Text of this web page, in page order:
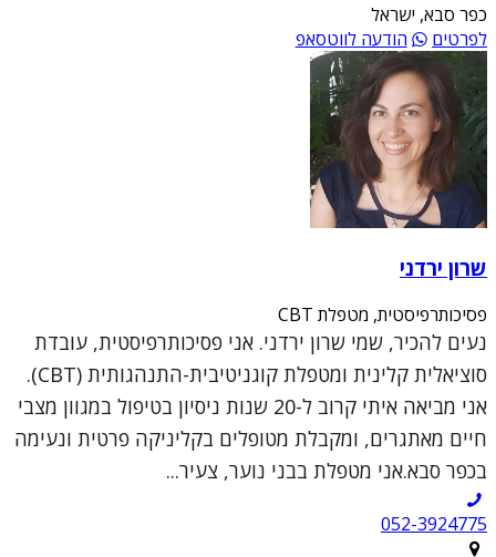
כפר סבא, ישראל
לפרטים
הודעה לווטסאפ
שרון ירדני
פסיכותרפיסטית, מטפלת CBT
נעים להכיר, שמי שרון ירדני. אני פסיכותרפיסטית, עובדת
סוציאלית קלינית ומטפלת קוגניטיבית-התנהגותית (CBT).
אני מביאה איתי קרוב ל-20 שנות ניסיון בטיפול במגוון מצבי
חיים מאתגרים, ומקבלת מטופלים בקליניקה פרטית ונעימה
בכפר סבא.אני מטפלת בבני נוער, צעיר...
052-3924775